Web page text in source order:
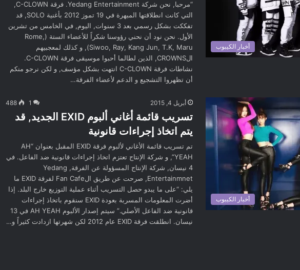
أخبار الكيبوب
“مرحبا, نحن شركة Yedang Entertainment. فرقة C-CLOWN,
التي كانت انطلاقتها المبهرة في 19 تموز 2012 بأغنية SOLO, قد
تفككت بشكل رسمي بعد 3 سنوات, اليوم, في الخامس من تشرين
الأول. نحن نود أن نحني رؤوسنا شكراً للأعضاء الستة (Rome,
Siwoo, Ray, Kang Jun, T.K, Maru), و كذلك لمعجبيهم
الCROWNS, الذين لطالما أحبوا موسيقى فرقة C-CLOWN.
نشاطات فرقة C-CLOWN انتهت بشكل مؤسف, و لكن نرجو منكم
أن تظهروا التشجيع و الدعم لأعضاء الفرقة…
أخبار الكيبوب
أبريل 4, 2015 1
488
تسريب قائمة أغاني ألبوم EXID الجديد, قد
يتم اتخاذ إجراءات قانونية
تم تسريب قائمة الأغاني لألبوم فرقة EXID المقبل بعنوان “AH
YEAH”, و شركة الإنتاج تعتزم اتخاذ إجراءات قانونية ضد الفاعل. في
4 نيسان, شركة الإنتاج المسؤولة عن الفرقة, Yedang
Entertainmnet, صرحت عن طريق الFan Cafe لفرقة EXID ما
يلي: “على ما يبدو حصل التسريب أثناء عملية التوزيع خارج البلد. إذا
أضرت المعلومات المسربة بعودة EXID سنقوم باتخاذ إجراءات
قانونية ضد الفاعل الأصلي.” سيتم إصدار الألبوم AH YEAH في 13
نيسان. انطلقت فرقة EXID عام 2012 لكن شهرتها ازدادت كثيراً و…